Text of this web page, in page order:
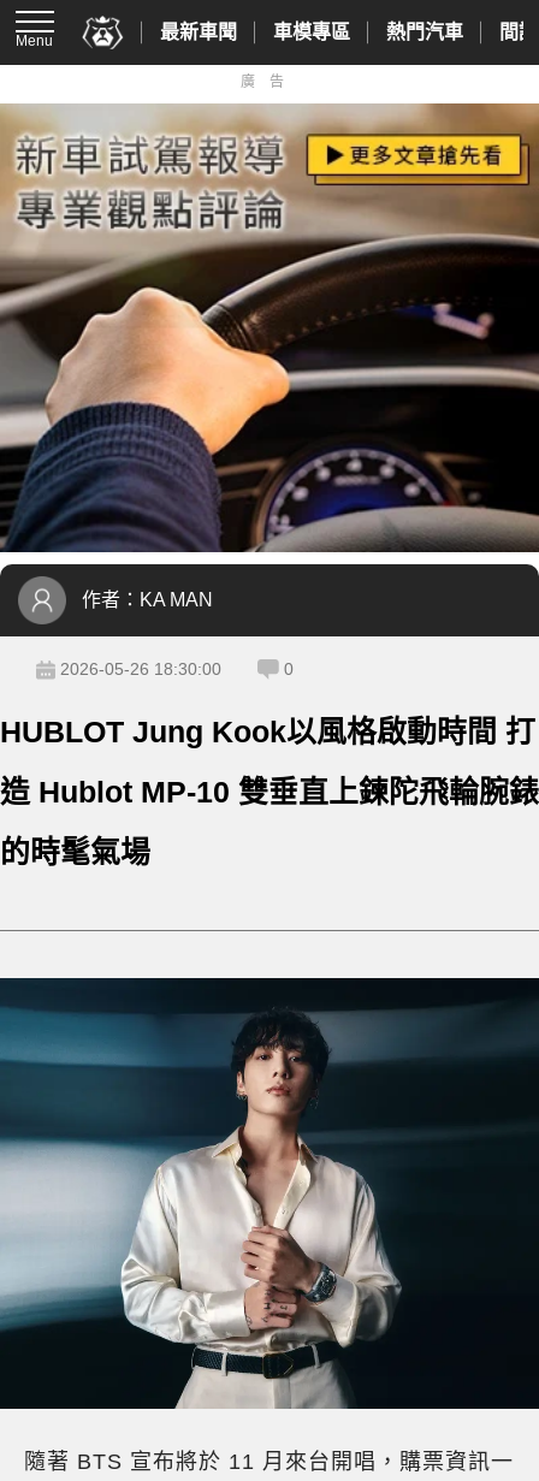
Menu 最新車聞 車模專區 熱門汽車 間
廣告
作者： KA MAN
2026-05-26 18:30:00 0
HUBLOT Jung Kook以風格啟動時間 打
造 Hublot MP-10 雙垂直上鍊陀飛輪腕錶
的時髦氣場
隨著 BTS 宣布將於 11 月來台開唱，購票資訊一